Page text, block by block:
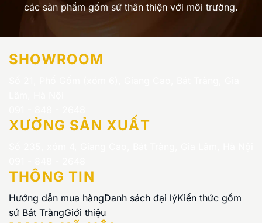
các sản phẩm gốm sứ thân thiện với môi trường.
SHOWROOM
XƯỞNG SẢN XUẤT
THÔNG TIN
Hướng dẫn mua hàngDanh sách đại lýKiến thức gốm
sứ Bát TràngGiới thiệu